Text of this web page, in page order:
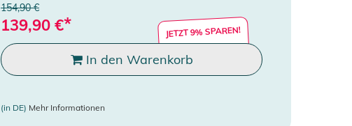
154,90 €
139,90 €* JETZT 9% SPAREN!
In den Warenkorb
(in DE) Mehr Informationen